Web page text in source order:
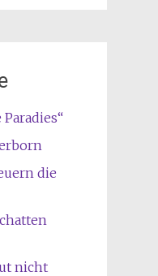
die
nicht